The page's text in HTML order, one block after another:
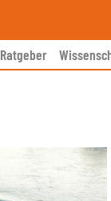
Ratgeber